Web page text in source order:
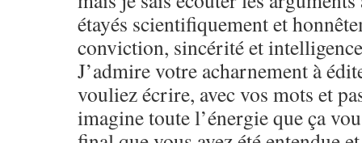
étayés scientifiquement et
conviction, sincérité et
J’admire votre acharnement à
vouliez écrire, avec vos mots et
imagine toute l’énergie que ça